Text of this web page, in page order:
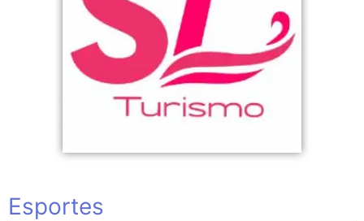
Esportes